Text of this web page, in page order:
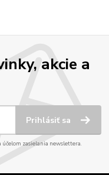
akcie a
Prihlásiť sa
účelom zasielania newslettera.